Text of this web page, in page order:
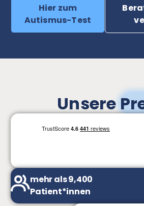
Hier zum
Autismus-Test
Unsere
mehr als 9,400
Patient*innen